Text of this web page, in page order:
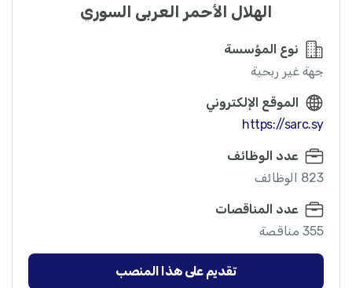
الهلال الأحمر العربي السوري
نوع المؤسسة
جهة غير ربحية
الموقع الإلكتروني
https://sarc.sy
عدد الوظائف
823 الوظائف
عدد المناقصات
355 مناقصة
تقديم على هذا المنصب